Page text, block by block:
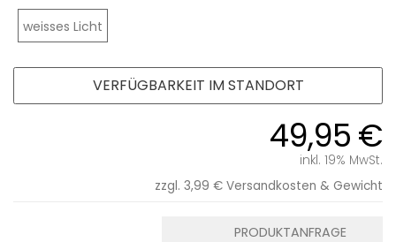
weisses Licht
49,95 €
inkl. 19% MwSt.
zzgl. 3,99 € Versandkosten & Gewicht
PRODUKTANFRAGE
VERFÜGBARKEIT IM STANDORT